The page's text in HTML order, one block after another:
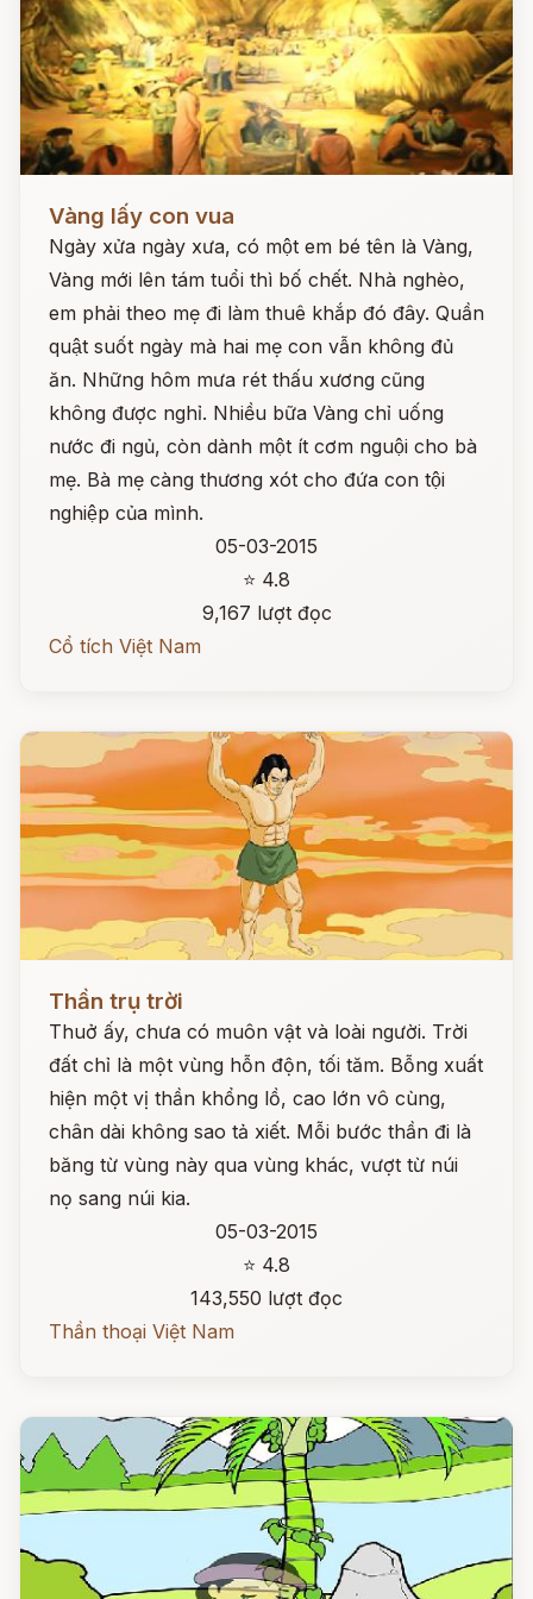
Vàng lấy con vua
Ngày xửa ngày xưa, có một em bé tên là Vàng,
Vàng mới lên tám tuổi thì bố chết. Nhà nghèo,
em phải theo mẹ đi làm thuê khắp đó đây. Quần
quật suốt ngày mà hai mẹ con vẫn không đủ
ăn. Những hôm mưa rét thấu xương cũng
không được nghỉ. Nhiều bữa Vàng chỉ uống
nước đi ngủ, còn dành một ít cơm nguội cho bà
mẹ. Bà mẹ càng thương xót cho đứa con tội
nghiệp của mình.
05-03-2015
⭐ 4.8
9,167 lượt đọc
Cổ tích Việt Nam
Đọc ngay
Thần trụ trời
Thuở ấy, chưa có muôn vật và loài người. Trời
đất chỉ là một vùng hỗn độn, tối tăm. Bỗng xuất
hiện một vị thần khổng lồ, cao lớn vô cùng,
chân dài không sao tả xiết. Mỗi bước thần đi là
băng từ vùng này qua vùng khác, vượt từ núi
nọ sang núi kia.
05-03-2015
⭐ 4.8
143,550 lượt đọc
Thần thoại Việt Nam